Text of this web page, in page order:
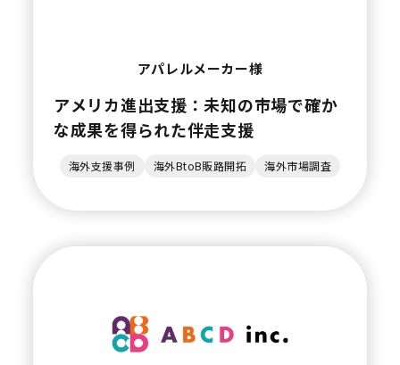
アパレルメーカー様
アメリカ進出支援：未知の市場で確か
な成果を得られた伴走支援
海外支援事例 海外BtoB販路開拓 海外市場調査